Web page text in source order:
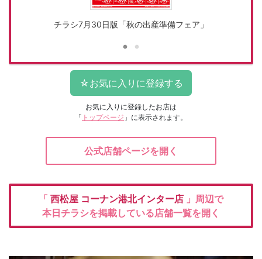
チラシ7月30日版「秋の出産準備フェア」
お気に入りに登録したお店は
「 トップページ 」に表示されます。
公式店舗ページを開く
「 西松屋 コーナン港北インター店 」周辺で
本日チラシを掲載している店舗一覧を開く